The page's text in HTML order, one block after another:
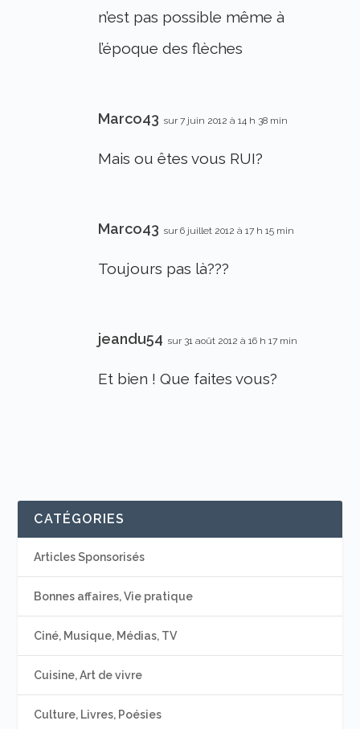
n’est pas possible même à
l’époque des flèches
Marco43 sur 7 juin 2012 à 14 h 38 min
Mais ou êtes vous RUI?
Marco43 sur 6 juillet 2012 à 17 h 15 min
Toujours pas là???
jeandu54 sur 31 août 2012 à 16 h 17 min
Et bien ! Que faites vous?
CATÉGORIES
Articles Sponsorisés
Bonnes affaires, Vie pratique
Ciné, Musique, Médias, TV
Cuisine, Art de vivre
Culture, Livres, Poésies